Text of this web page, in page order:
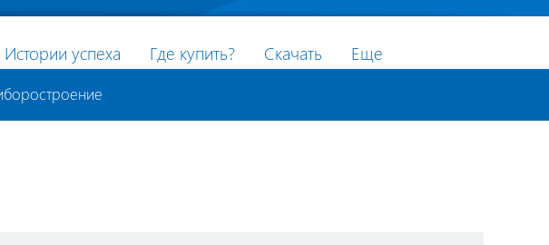
Истории успеха Где купить? Скачать Еще